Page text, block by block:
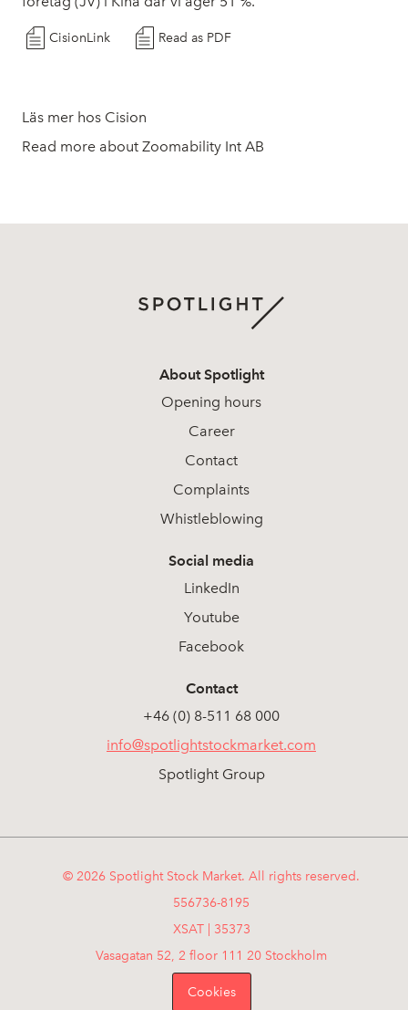
CisionLink Read as PDF
Läs mer hos Cision
Read more about Zoomability Int AB
About Spotlight
Opening hours
Career
Contact
Complaints
Whistleblowing
Social media
LinkedIn
Youtube
Facebook
Contact
+46 (0) 8-511 68 000
info@spotlightstockmarket.com
Spotlight Group
© 2026 Spotlight Stock Market. All rights reserved.
556736-8195
XSAT | 35373
Vasagatan 52, 2 floor 111 20 Stockholm
Cookies